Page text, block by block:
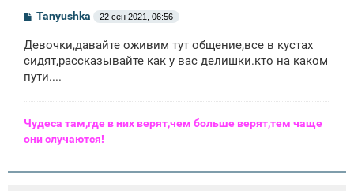
С
б
щ
е
н
Tanyushka 22 сен 2021, 06:56
Девочки,давайте оживим тут общение,все в кустах
сидят,рассказывайте как у вас делишки.кто на каком
пути....
Чудеса там,где в них верят,чем больше верят,тем чаще
они случаются!